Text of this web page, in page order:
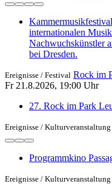
internationalen
Nachwuchskünstler
bei Dresden.
Ereignisse / Festival Rock im
Fr 21.8.2026, 19:00 Uhr
27. Rock im Park
Ereignisse / Kulturveranstaltung
Programmkino
Ereignisse / Kulturveranstaltung